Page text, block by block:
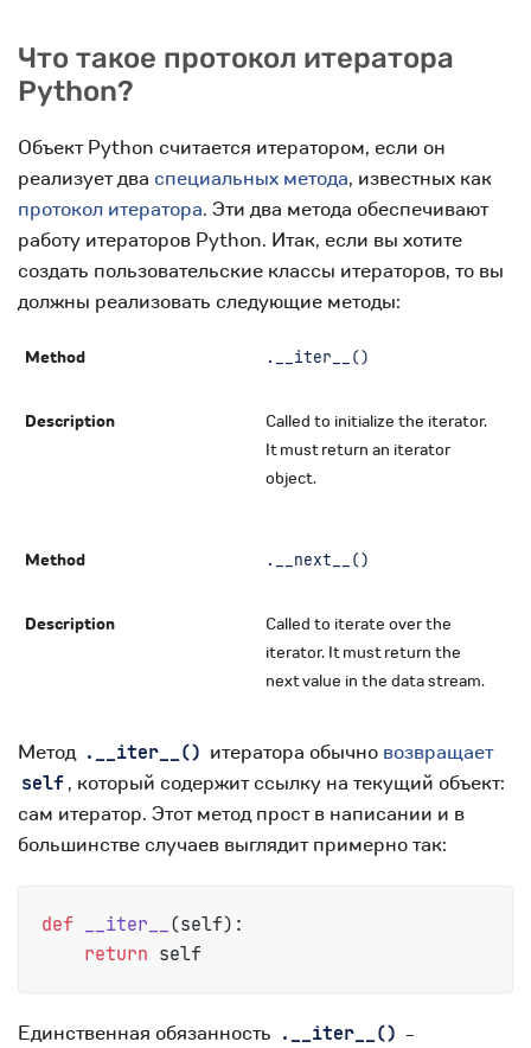
Что такое протокол итератора
Python?
Объект Python считается итератором, если он
реализует два специальных метода, известных как
протокол итератора. Эти два метода обеспечивают
работу итераторов Python. Итак, если вы хотите
создать пользовательские классы итераторов, то вы
должны реализовать следующие методы:
.__iter__()
Called to initialize the iterator.
It must return an iterator
object.
.__next__()
Called to iterate over the
iterator. It must return the
next value in the data stream.
Метод .__iter__() итератора обычно возвращает
self , который содержит ссылку на текущий объект:
сам итератор. Этот метод прост в написании и в
большинстве случаев выглядит примерно так:
def __iter__ (self):
return
Единственная обязанность .__iter__() -